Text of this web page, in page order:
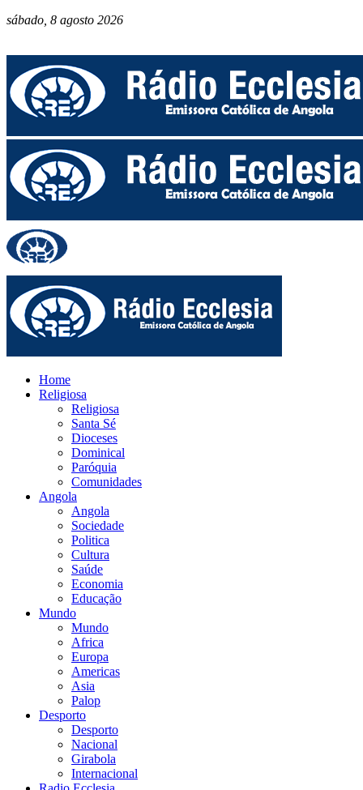
sábado, 8 agosto 2026
Home
Religiosa
Religiosa
Santa Sé
Dioceses
Dominical
Paróquia
Comunidades
Angola
Angola
Sociedade
Politica
Cultura
Saúde
Economia
Educação
Mundo
Mundo
Africa
Europa
Americas
Asia
Palop
Desporto
Desporto
Nacional
Girabola
Internacional